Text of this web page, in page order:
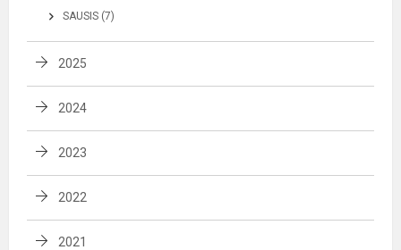
SAUSIS (7)
2025
2024
2023
2022
2021